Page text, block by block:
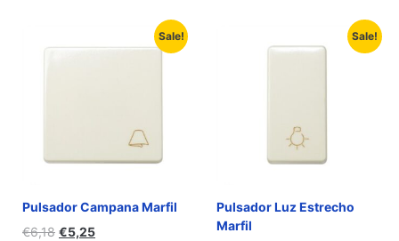
Sale!
Pulsador Campana Marfil
€6,18 €5,25
Sale!
Pulsador Luz Estrecho
Marfil